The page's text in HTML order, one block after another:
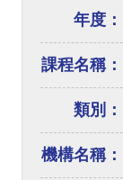
年度：
課程名稱：
類別：
機構名稱：